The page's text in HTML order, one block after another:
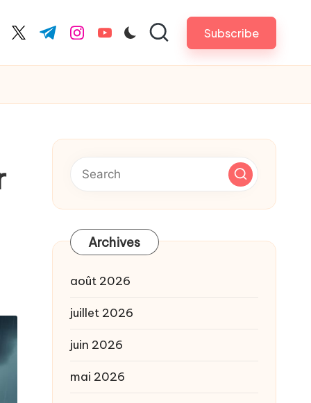
twitter.com
t.me instagram.com
youtube.com Subscribe
Archives
août 2026
juillet 2026
juin 2026
mai 2026